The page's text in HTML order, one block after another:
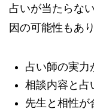
占いが当たらな
因の可能性もあり
占い師の実力
相談内容と占
先生と相性が